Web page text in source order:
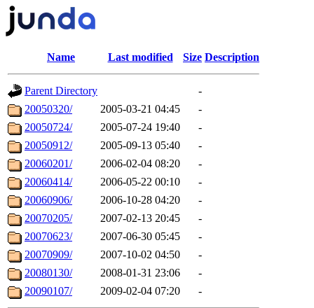
Name Last modified Size Description
Parent Directory
-
20050320/
2005-03-21 04:45
-
20050724/
2005-07-24 19:40
-
20050912/
2005-09-13 05:40
-
20060201/
2006-02-04 08:20
-
20060414/
2006-05-22 00:10
-
20060906/
2006-10-28 04:20
-
20070205/
2007-02-13 20:45
-
20070623/
2007-06-30 05:45
-
20070909/
2007-10-02 04:50
-
20080130/
2008-01-31 23:06
-
20090107/
2009-02-04 07:20 -